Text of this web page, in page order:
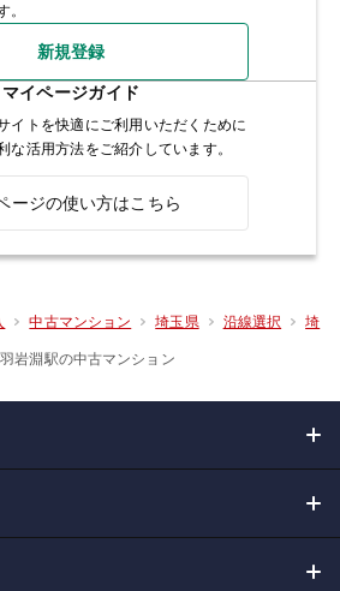
。
新規登録
マイページガイド
イトを快適にご利用いただくために
な活用方法をご紹介しています。
ージの使い方はこちら
中古マンション 埼玉県 沿線選択 埼
岩淵駅の中古マンション